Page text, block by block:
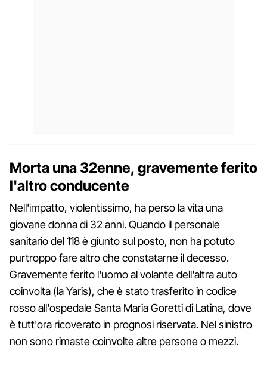
Morta una 32enne, gravemente ferito
l'altro conducente
Nell'impatto, violentissimo, ha perso la vita una
giovane donna di 32 anni. Quando il personale
sanitario del 118 è giunto sul posto, non ha potuto
purtroppo fare altro che constatarne il decesso.
Gravemente ferito l'uomo al volante dell'altra auto
coinvolta (la Yaris), che è stato trasferito in codice
rosso all'ospedale Santa Maria Goretti di Latina, dove
è tutt'ora ricoverato in prognosi riservata. Nel sinistro
non sono rimaste coinvolte altre persone o mezzi.